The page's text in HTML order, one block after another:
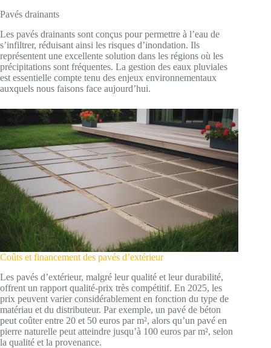
Pavés drainants
Les pavés drainants sont conçus pour permettre à l’eau de
s’infiltrer, réduisant ainsi les risques d’inondation. Ils
représentent une excellente solution dans les régions où les
précipitations sont fréquentes. La gestion des eaux pluviales
est essentielle compte tenu des enjeux environnementaux
auxquels nous faisons face aujourd’hui.
Coûts et financement des pavés d’extérieur
Les pavés d’extérieur, malgré leur qualité et leur durabilité,
offrent un rapport qualité-prix très compétitif. En 2025, les
prix peuvent varier considérablement en fonction du type de
matériau et du distributeur. Par exemple, un pavé de béton
peut coûter entre 20 et 50 euros par m², alors qu’un pavé en
pierre naturelle peut atteindre jusqu’à 100 euros par m², selon
la qualité et la provenance.